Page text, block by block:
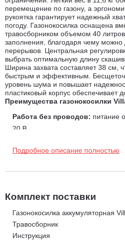
перемещение по газону, а
рукоятка гарантирует надежный
погоду. Газонокосилка оснащена
травосборником объемом 40
заполнения, благодаря чему можно
перерывов. Центральная
выбрать оптимальную длину
Ширина захвата составляет 38 см,
быстрым и эффективным.
уровень шума и повышает
пластиковый корпус обеспечивает
Преимущества газонокосилки
Работа без проводов: питание
20 В.
управления.
заполнения для удобного
Регулировка высоты
мм для разных типов газона.
Ширина скашивания:
Подробное описание полностью
Комплект поставки
Газонокосилка аккумуляторная
Травосборник
Инструкция